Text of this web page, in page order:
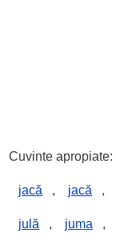
Cuvinte apropiate:
jacă , jacă ,
julă , juma ,